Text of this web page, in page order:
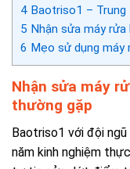
4 Baotriso1 –
5 Nhận sửa máy rửa
6 Mẹo sử dụng máy
Nhận sửa máy
thường gặp
Baotriso1 với đội
năm kinh nghiệm